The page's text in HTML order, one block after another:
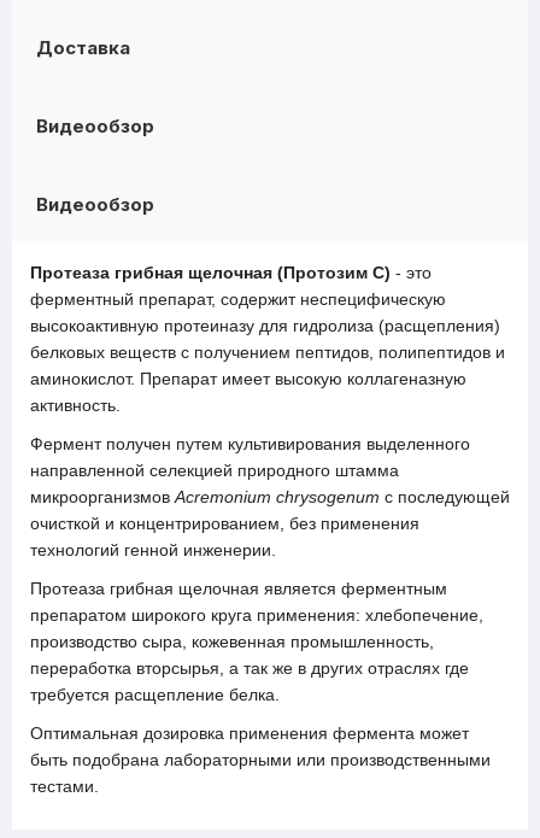
Доставка
Видеообзор
Видеообзор
Протеаза грибная щелочная (Протозим С) - это
ферментный препарат, содержит неспецифическую
высокоактивную протеиназу для гидролиза (расщепления)
белковых веществ с получением пептидов, полипептидов и
аминокислот. Препарат имеет высокую коллагеназную
активность.
Фермент получен путем культивирования выделенного
направленной селекцией природного штамма
микроорганизмов Acremonium chrysogenum с последующей
очисткой и концентрированием, без применения
технологий генной инженерии.
Протеаза грибная щелочная является ферментным
препаратом широкого круга применения: хлебопечение,
производство сыра, кожевенная промышленность,
переработка вторсырья, а так же в других отраслях где
требуется расщепление белка.
Оптимальная дозировка применения фермента может
быть подобрана лабораторными или производственными
тестами.